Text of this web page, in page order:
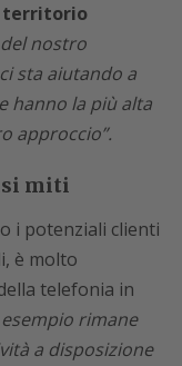
territorio
nostro
sta aiutando a
hanno la più alta
approccio”.
miti
i potenziali clienti
è molto
telefonia in
esempio rimane
a disposizione